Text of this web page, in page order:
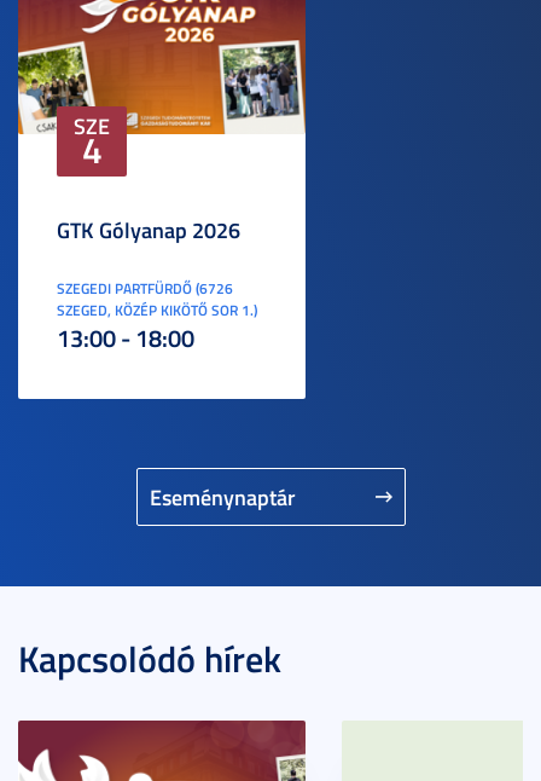
Eseménynaptár
SZE
4
GTK Gólyanap 2026
SZEGEDI PARTFÜRDŐ (6726
SZEGED, KÖZÉP KIKÖTŐ SOR 1.)
13:00 - 18:00
Kapcsolódó hírek